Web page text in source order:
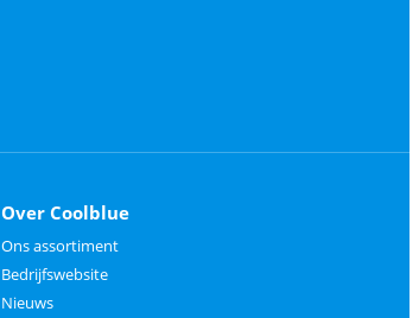
Over Coolblue
Ons assortiment
Bedrijfswebsite
Nieuws